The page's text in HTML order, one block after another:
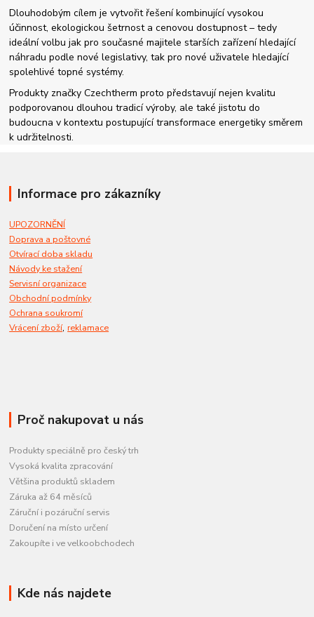
Dlouhodobým cílem je vytvořit řešení kombinující vysokou
účinnost, ekologickou šetrnost a cenovou dostupnost – tedy
ideální volbu jak pro současné majitele starších zařízení hledající
náhradu podle nové legislativy, tak pro nové uživatele hledající
spolehlivé topné systémy.
Produkty značky Czechtherm proto představují nejen kvalitu
podporovanou dlouhou tradicí výroby, ale také jistotu do
budoucna v kontextu postupující transformace energetiky směrem
k udržitelnosti.
Informace pro zákazníky
UPOZORNĚNÍ
Doprava a poštovné
Otvírací doba skladu
Návody ke stažení
Servisní organizace
Obchodní podmínky
Ochrana soukromí
Vrácení zboží,reklamace
Proč nakupovat u nás
Produkty speciálně pro český trh
Vysoká kvalita zpracování
Většina produktů skladem
Záruka až 64 měsíců
Záruční i pozáruční servis
Doručení na místo určení
Zakoupíte i ve velkoobchodech
Kde nás najdete